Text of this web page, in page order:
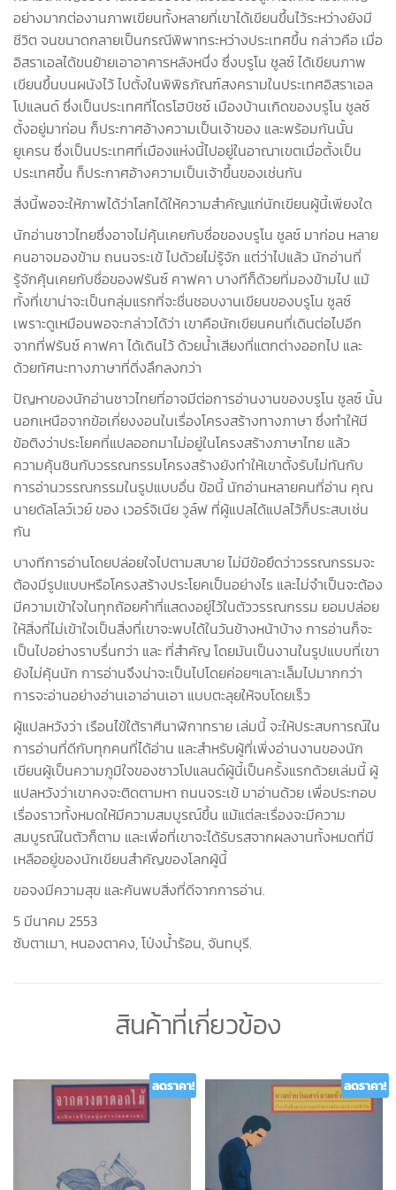
อย่างมากต่องานภาพเขียนทั้งหลายที่เขาได้เขียนขึ้นไว้ระหว่างยังมี
ชีวิต จนขนาดกลายเป็นกรณีพิพาทระหว่างประเทศขึ้น กล่าวคือ เมื่อ
อิสราเอลได้ขนย้ายเอาอาคารหลังหนึ่ง ซึ่งบรูโน ชูลซ์ ได้เขียนภาพ
เขียนขึ้นบนผนังไว้ ไปตั้งในพิพิธภัณฑ์สงครามในประเทศอิสราเอล
โปแลนด์ ซึ่งเป็นประเทศที่โดรโฮบิชซ์ เมืองบ้านเกิดของบรูโน ชูลซ์
ตั้งอยู่มาก่อน ก็ประกาศอ้างความเป็นเจ้าของ และพร้อมกันนั้น
ยูเครน ซึ่งเป็นประเทศที่เมืองแห่งนี้ไปอยู่ในอาณาเขตเมื่อตั้งเป็น
ประเทศขึ้น ก็ประกาศอ้างความเป็นเจ้าขึ้นของเช่นกัน
สิ่งนี้พอจะให้ภาพได้ว่าโลกได้ให้ความสำคัญแก่นักเขียนผู้นี้เพียงใด
นักอ่านชาวไทยซึ่งอาจไม่คุ้นเคยกับชื่อของบรูโน ชูลซ์ มาก่อน หลาย
คนอาจมองข้าม ถนนจระเข้ ไปด้วยไม่รู้จัก แต่ว่าไปแล้ว นักอ่านที่
รู้จักคุ้นเคยกับชื่อของฟรันซ์ คาฟคา บางทีก็ด้วยที่มองข้ามไป แม้
ทั้งที่เขาน่าจะเป็นกลุ่มแรกที่จะชื่นชอบงานเขียนของบรูโน ชูลซ์
เพราะดูเหมือนพอจะกล่าวได้ว่า เขาคือนักเขียนคนที่เดินต่อไปอีก
จากที่ฟรันซ์ คาฟคา ได้เดินไว้ ด้วยน้ำเสียงที่แตกต่างออกไป และ
ด้วยทัศนะทางภาษาที่ดิ่งลึกลงกว่า
ปัญหาของนักอ่านชาวไทยที่อาจมีต่อการอ่านงานของบรูโน ชูลซ์ นั้น
นอกเหนือจากข้อเกี่ยงงอนในเรื่องโครงสร้างทางภาษา ซึ่งทำให้มี
ข้อติงว่าประโยคที่แปลออกมาไม่อยู่ในโครงสร้างภาษาไทย แล้ว
ความคุ้นชินกับวรรณกรรมโครงสร้างยังทำให้เขาตั้งรับไม่ทันกับ
การอ่านวรรณกรรมในรูปแบบอื่น ข้อนี้ นักอ่านหลายคนที่อ่าน คุณ
นายดัลโลว์เวย์ ของ เวอร์จิเนีย วูล์ฟ ที่ผู้แปลได้แปลไว้ก็ประสบเช่น
กัน
บางทีการอ่านโดยปล่อยใจไปตามสบาย ไม่มีข้อยึดว่าวรรณกรรมจะ
ต้องมีรูปแบบหรือโครงสร้างประโยคเป็นอย่างไร และไม่จำเป็นจะต้อง
มีความเข้าใจในทุกถ้อยคำที่แสดงอยู่ไว้ในตัววรรณกรรม ยอมปล่อย
ให้สิ่งที่ไม่เข้าใจเป็นสิ่งที่เขาจะพบได้ในวันข้างหน้าบ้าง การอ่านก็จะ
เป็นไปอย่างราบรื่นกว่า และ ที่สำคัญ โดยมันเป็นงานในรูปแบบที่เขา
ยังไม่คุ้นนัก การอ่านจึงน่าจะเป็นไปโดยค่อยๆเลาะเล็มไปมากกว่า
การจะอ่านอย่างอ่านเอาอ่านเอา แบบตะลุยให้จบโดยเร็ว
ผู้แปลหวังว่า เรือนไข้ใต้ราศีนาฬิกาทราย เล่มนี้ จะให้ประสบการณ์ใน
การอ่านที่ดีกับทุกคนที่ได้อ่าน และสำหรับผู้ที่เพิ่งอ่านงานของนัก
เขียนผู้เป็นความภูมิใจของชาวโปแลนด์ผู้นี้เป็นครั้งแรกด้วยเล่มนี้ ผู้
แปลหวังว่าเขาคงจะติดตามหา ถนนจระเข้ มาอ่านด้วย เพื่อประกอบ
เรื่องราวทั้งหมดให้มีความสมบูรณ์ขึ้น แม้แต่ละเรื่องจะมีความ
สมบูรณ์ในตัวก็ตาม และเพื่อที่เขาจะได้รับรสจากผลงานทั้งหมดที่มี
เหลืออยู่ของนักเขียนสำคัญของโลกผู้นี้
ขอจงมีความสุข และค้นพบสิ่งที่ดีจากการอ่าน.
5 มีนาคม 2553
ซับตาเมา, หนองตาคง, โป่งน้ำร้อน, จันทบุรี.
สินค้าที่เกี่ยวข้อง
ลดราคา! ลดราคา!